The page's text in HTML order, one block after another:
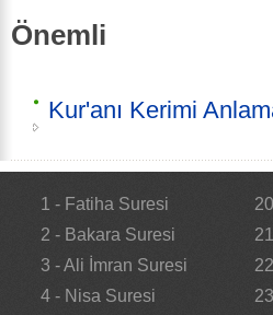
Önemli
Kur'anı Kerimi
1 - Fatiha Suresi
2 - Bakara Suresi
3 - Ali İmran Suresi
4 - Nisa Suresi